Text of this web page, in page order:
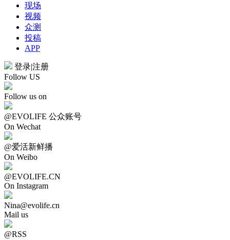
现场
视频
众测
投稿
APP
登录|注册
Follow US
Follow us on
@EVOLIFE 公众账号
On Wechat
@爱活新鲜播
On Weibo
@EVOLIFE.CN
On Instagram
Nina@evolife.cn
Mail us
@RSS